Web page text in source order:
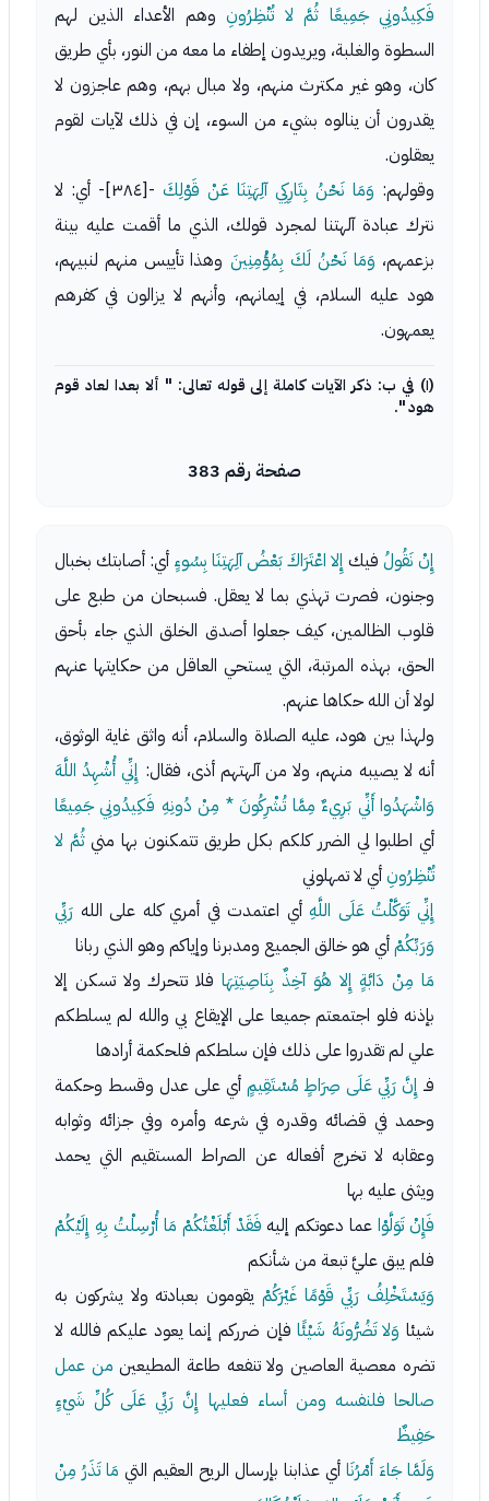
فَكِيدُونِي جَمِيعًا ثُمَّ لا تُنْظِرُونِ وهم الأعداء الذين لهم
السطوة والغلبة، ويريدون إطفاء ما معه من النور، بأي طريق
كان، وهو غير مكترث منهم، ولا مبال بهم، وهم عاجزون لا
يقدرون أن ينالوه بشيء من السوء، إن في ذلك لآيات لقوم
يعقلون.
وقولهم: وَمَا نَحْنُ بِتَارِكِي آلِهَتِنَا عَنْ قَوْلِكَ
-[٣٨٤]- أي: لا
نترك عبادة آلهتنا لمجرد قولك، الذي ما أقمت عليه بينة
بزعمهم، وَمَا نَحْنُ لَكَ بِمُؤْمِنِينَ وهذا تأييس منهم لنبيهم،
هود عليه السلام، في إيمانهم، وأنهم لا يزالون في كفرهم
يعمهون.
(١) في ب: ذكر الآيات كاملة إلى قوله تعالى: " ألا بعدا لعاد قوم
هود ".
صفحة رقم 383
إِنْ نَقُولُ فيك إِلا اعْتَرَاكَ بَعْضُ آلِهَتِنَا بِسُوءٍ أي: أصابتك بخبال
وجنون، فصرت تهذي بما لا يعقل. فسبحان من طبع على
قلوب الظالمين، كيف جعلوا أصدق الخلق الذي جاء بأحق
الحق، بهذه المرتبة، التي يستحي العاقل من حكايتها عنهم
لولا أن الله حكاها عنهم.
ولهذا بين هود، عليه الصلاة والسلام، أنه واثق غاية الوثوق،
أنه لا يصيبه منهم، ولا من آلهتهم أذى، فقال: إِنِّي أُشْهِدُ اللَّهَ
وَاشْهَدُوا أَنِّي بَرِيءٌ مِمَّا تُشْرِكُونَ * مِنْ دُونِهِ فَكِيدُونِي جَمِيعًا
أي اطلبوا لي الضرر كلكم بكل طريق تتمكنون بها منيثُمَّ لا
تُنْظِرُونِأي لا تمهلوني
إِنِّي تَوَكَّلْتُ عَلَى اللَّهِأي اعتمدت في أمري كله على الله رَبِّي
وَرَبِّكُمْأي هو خالق الجميع ومدبرنا وإياكم وهو الذي ربانا
مَا مِنْ دَابَّةٍ إِلا هُوَ آخِذٌ بِنَاصِيَتِهَافلا تتحرك ولا تسكن إلا
بإذنه فلو اجتمعتم جميعا على الإيقاع بي والله لم يسلطكم
علي لم تقدروا على ذلك فإن سلطكم فلحكمة أرادها
فـ إِنَّ رَبِّي عَلَى صِرَاطٍ مُسْتَقِيمٍ أي على عدل وقسط وحكمة
وحمد في قضائه وقدره في شرعه وأمره وفي جزائه وثوابه
وعقابه لا تخرج أفعاله عن الصراط المستقيم التي يحمد
ويثنى عليه بها
فَإِنْ تَوَلَّوْاعما دعوتكم إليه فَقَدْ أَبْلَغْتُكُمْ مَا أُرْسِلْتُ بِهِ إِلَيْكُمْ
فلم يبق عليَّ تبعة من شأنكم
وَيَسْتَخْلِفُ رَبِّي قَوْمًا غَيْرَكُمْ يقومون بعبادته ولا يشركون به
شيئا وَلا تَضُرُّونَهُ شَيْئًافإن ضرركم إنما يعود عليكم فالله لا
تضره معصية العاصين ولا تنفعه طاعة المطيعين من عمل
صالحا فلنفسه ومن أساء فعليها إِنَّ رَبِّي عَلَى كُلِّ شَيْءٍ
حَفِيظٌ
وَلَمَّا جَاءَ أَمْرُنَا أي عذابنا بإرسال الريح العقيم التي مَا تَذَرُ مِنْ